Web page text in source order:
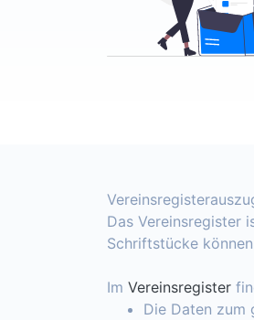
Das Vereinsregister
Schriftstücke
Im Vereinsregister
Die Daten zum